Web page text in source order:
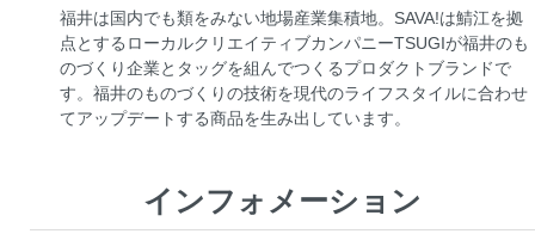
福井は国内でも類をみない地場産業集積地。SAVA!は鯖江を拠
点とするローカルクリエイティブカンパニーTSUGIが福井のも
のづくり企業とタッグを組んでつくるプロダクトブランドで
す。福井のものづくりの技術を現代のライフスタイルに合わせ
てアップデートする商品を生み出しています。
インフォメーション